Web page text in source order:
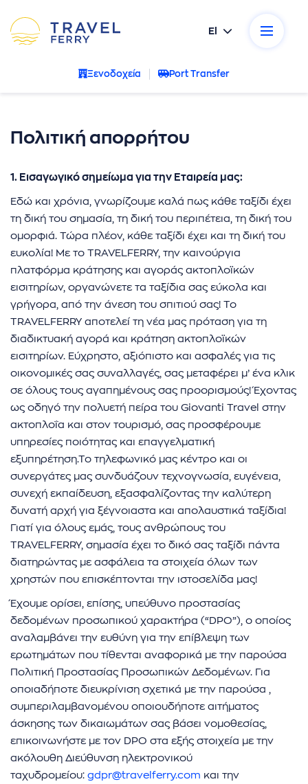
El
προορισμοί
μας
Ακυρώσεις
απορρήτου
Ξενοδοχεία Port Transfer
Πολιτική απορρήτου
1. Εισαγωγικό σημείωμα για την Εταιρεία μας:
Εδώ και χρόνια, γνωρίζουμε καλά πως κάθε ταξίδι έχει
τη δική του σημασία, τη δική του περιπέτεια, τη δική του
ομορφιά. Τώρα πλέον, κάθε ταξίδι έχει και τη δική του
ευκολία! Με το TRAVELFERRY, την καινούργια
πλατφόρμα κράτησης και αγοράς ακτοπλοϊκών
εισιτηρίων, οργανώνετε τα ταξίδια σας εύκολα και
γρήγορα, από την άνεση του σπιτιού σας! Το
TRAVELFERRY αποτελεί τη νέα μας πρόταση για τη
διαδικτυακή αγορά και κράτηση ακτοπλοϊκών
εισιτηρίων. Εύχρηστο, αξιόπιστο και ασφαλές για τις
οικονομικές σας συναλλαγές, σας μεταφέρει μ’ ένα κλικ
σε όλους τους αγαπημένους σας προορισμούς! Έχοντας
ως οδηγό την πολυετή πείρα του Giovanti Travel στην
ακτοπλοΐα και στον τουρισμό, σας προσφέρουμε
υπηρεσίες ποιότητας και επαγγελματική
εξυπηρέτηση.Το τηλεφωνικό μας κέντρο και οι
συνεργάτες μας συνδυάζουν τεχνογνωσία, ευγένεια,
συνεχή εκπαίδευση, εξασφαλίζοντας την καλύτερη
δυνατή αρχή για ξέγνοιαστα και απολαυστικά ταξίδια!
Γιατί για όλους εμάς, τους ανθρώπους του
TRAVELFERRY, σημασία έχει το δικό σας ταξίδι πάντα
διατηρώντας με ασφάλεια τα στοιχεία όλων των
χρηστών που επισκέπτονται την ιστοσελίδα μας!
Έχουμε ορίσει, επίσης, υπεύθυνο προστασίας
δεδομένων προσωπικού χαρακτήρα (“DPO”), ο οποίος
αναλαμβάνει την ευθύνη για την επίβλεψη των
ερωτημάτων που τίθενται αναφορικά με την παρούσα
Πολιτική Προστασίας Προσωπικών Δεδομένων. Για
οποιαδήποτε διευκρίνιση σχετικά με την παρούσα ,
συμπεριλαμβανομένου οποιουδήποτε αιτήματος
άσκησης των δικαιωμάτων σας βάσει νομοθεσίας,
επικοινωνήστε με τον DPO στα εξής στοιχεία με την
ακόλουθη Διεύθυνση ηλεκτρονικού
ταχυδρομείου: gdpr@travelferry.com και την